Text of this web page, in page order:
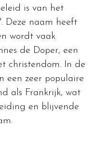
is van het
Deze naam heeft
wordt vaak
de Doper, een
christendom. In de
een zeer populaire
als Frankrijk, wat
en blijvende